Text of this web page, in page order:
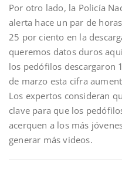
Por otro lado, la Policía
alerta hace un par de
25 por ciento en la
queremos datos duros
los pedófilos descargaron
de marzo esta cifra
Los expertos consideran
clave para que los
acerquen a los más
generar más videos.